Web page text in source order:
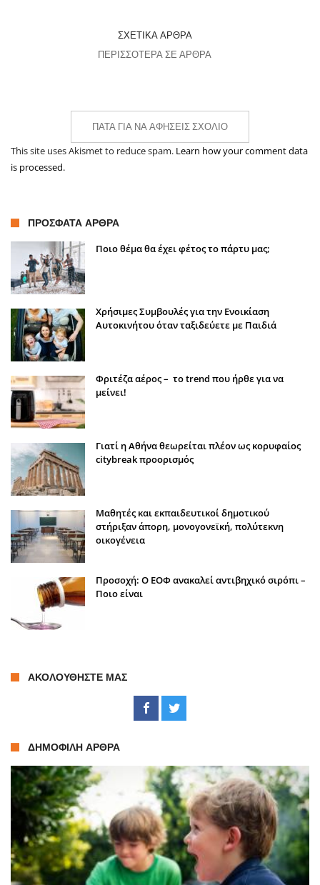
ΣΧΕΤΙΚΆ ΆΡΘΡΑ
ΠΕΡΙΣΣΌΤΕΡΑ ΣΕ ΆΡΘΡΑ
ΠΆΤΑ ΓΙΑ ΝΑ ΑΦΉΣΕΙΣ ΣΧΌΛΙΟ
This site uses Akismet to reduce spam. Learn how your comment data
is processed.
ΠΡΌΣΦΑΤΑ ΆΡΘΡΑ
Ποιο θέμα θα έχει φέτος το πάρτυ μας;
Χρήσιμες Συμβουλές για την Ενοικίαση
Αυτοκινήτου όταν ταξιδεύετε με Παιδιά
Φριτέζα αέρος – το trend που ήρθε για να
μείνει!
Γιατί η Αθήνα θεωρείται πλέον ως κορυφαίος
citybreak προορισμός
Μαθητές και εκπαιδευτικοί δημοτικού
στήριξαν άπορη, μονογονεϊκή, πολύτεκνη
οικογένεια
Προσοχή: Ο ΕΟΦ ανακαλεί αντιβηχικό σιρόπι –
Ποιο είναι
ΑΚΟΛΟΥΘΉΣΤΕ ΜΑΣ
ΔΗΜΟΦΙΛΉ ΆΡΘΡΑ